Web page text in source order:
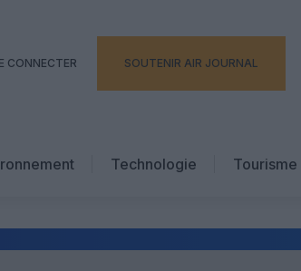
CONNECTER SOUTENIR AIR JOURNAL
Technologie
Tourisme
Hôtellerie